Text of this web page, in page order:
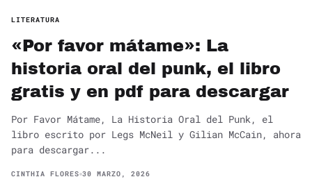
LITERATURA
«Por favor mátame»: La
historia oral del punk, el libro
gratis y en pdf para descargar
Por Favor Mátame, La Historia Oral del Punk, el
libro escrito por Legs McNeil y Gilian McCain, ahora
para descargar...
CINTHIA FLORES 30 MARZO, 2026